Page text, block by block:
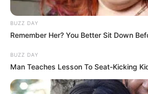
Схеми
[wp-rss-aggregator id="2"]
BUZZ DAY
Remember Her? You Better Sit Down
BUZZ DAY
Man Teaches Lesson To Seat-Kicking